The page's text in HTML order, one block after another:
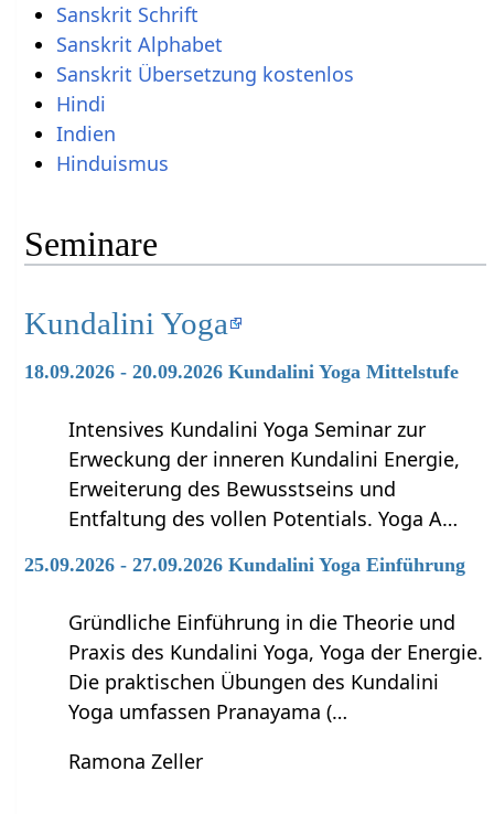
Sanskrit Schrift
Sanskrit Alphabet
Sanskrit Übersetzung kostenlos
Hindi
Indien
Hinduismus
Seminare
Kundalini Yoga
18.09.2026 - 20.09.2026 Kundalini Yoga Mittelstufe
Intensives Kundalini Yoga Seminar zur
Erweckung der inneren Kundalini Energie,
Erweiterung des Bewusstseins und
Entfaltung des vollen Potentials. Yoga A…
25.09.2026 - 27.09.2026 Kundalini Yoga Einführung
Gründliche Einführung in die Theorie und
Praxis des Kundalini Yoga, Yoga der Energie.
Die praktischen Übungen des Kundalini
Yoga umfassen Pranayama (…
Ramona Zeller